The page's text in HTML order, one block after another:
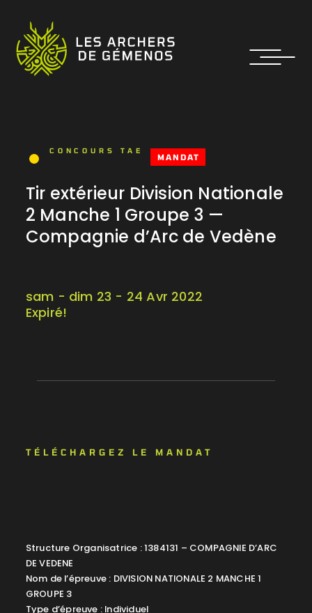
CONCOURS TAE
MANDAT
sam - dim 23 - 24 Avr 2022
Expiré!
Tir extérieur Division Nationale
2 Manche 1 Groupe 3 —
Compagnie d’Arc de Vedène
TÉLÉCHARGEZ LE MANDAT
Structure Organisatrice : 1384131 – COMPAGNIE D’ARC
DE VEDENE
Nom de l’épreuve : DIVISION NATIONALE 2 MANCHE 1
GROUPE 3
Type d’épreuve : Individuel